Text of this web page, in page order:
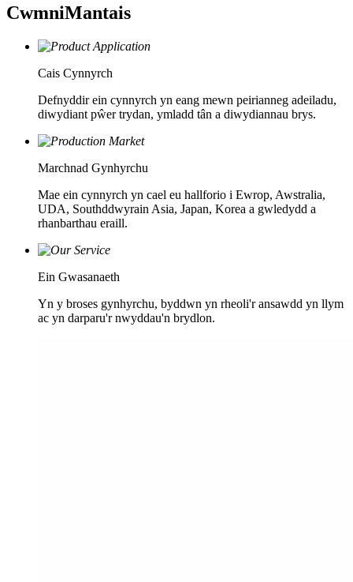
CwmniMantais
Cais Cynnyrch
Defnyddir ein cynnyrch yn eang mewn peirianneg adeiladu,
diwydiant pŵer trydan, ymladd tân a diwydiannau brys.
Marchnad Gynhyrchu
Mae ein cynnyrch yn cael eu hallforio i Ewrop, Awstralia,
UDA, Southddwyrain Asia, Japan, Korea a gwledydd a
rhanbarthau eraill.
Ein Gwasanaeth
Yn y broses gynhyrchu, byddwn yn rheoli'r ansawdd yn llym
ac yn darparu'r nwyddau'n brydlon.